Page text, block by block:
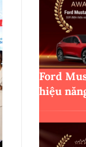
Ford
hiệu